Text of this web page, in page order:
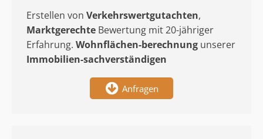
Erstellen von Verkehrswertgutachten,
Marktgerechte Bewertung mit 20-jähriger
Erfahrung. Wohnflächen-berechnung unserer
Immobilien-sachverständigen
Anfragen